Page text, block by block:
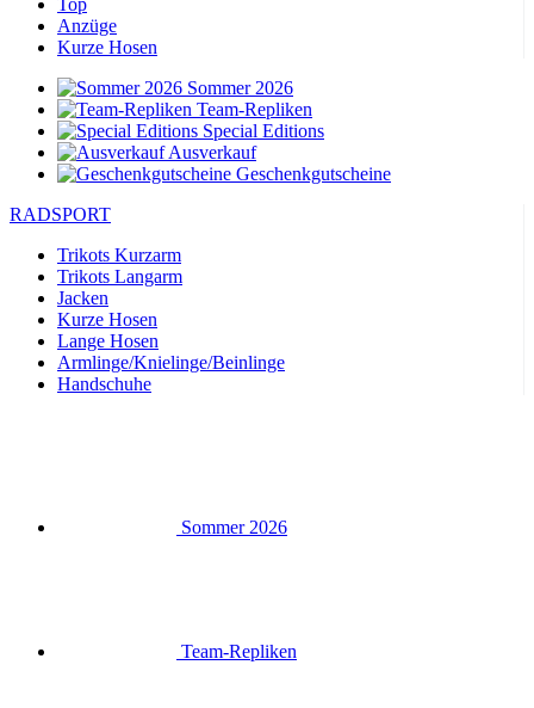
Top
Anzüge
Kurze Hosen
Sommer 2026
Team-Repliken
Special Editions
Ausverkauf
Geschenkgutscheine
RADSPORT
Trikots Kurzarm
Trikots Langarm
Jacken
Kurze Hosen
Lange Hosen
Armlinge/Knielinge/Beinlinge
Handschuhe